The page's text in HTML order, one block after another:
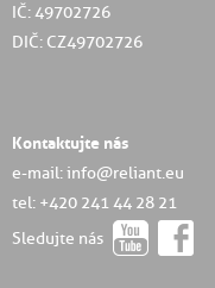
IČ: 49702726
DIČ: CZ49702726
Kontaktujte nás
e-mail: info@reliant.eu
tel: +420 241 44 28 21
Sledujte nás